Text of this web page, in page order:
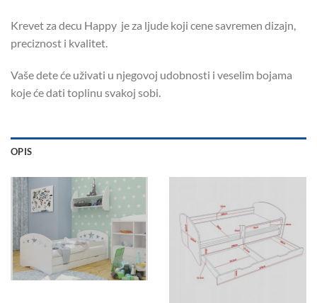
Krevet za decu Happy je za ljude koji cene savremen dizajn,
preciznost i kvalitet.
Vaše dete će uživati u njegovoj udobnosti i veselim bojama
koje će dati toplinu svakoj sobi.
OPIS